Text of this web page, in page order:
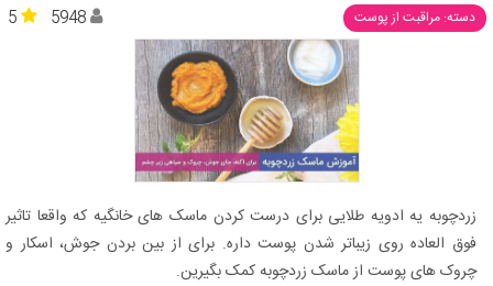
دسته: مراقبت از پوست 5 5948
زردچوبه یه ادویه طلایی برای درست کردن ماسک های خانگیه که واقعا تاثیر
فوق العاده روی زیباتر شدن پوست داره. برای از بین بردن جوش، اسکار و
چروک های پوست از ماسک زردچوبه کمک بگیرین.